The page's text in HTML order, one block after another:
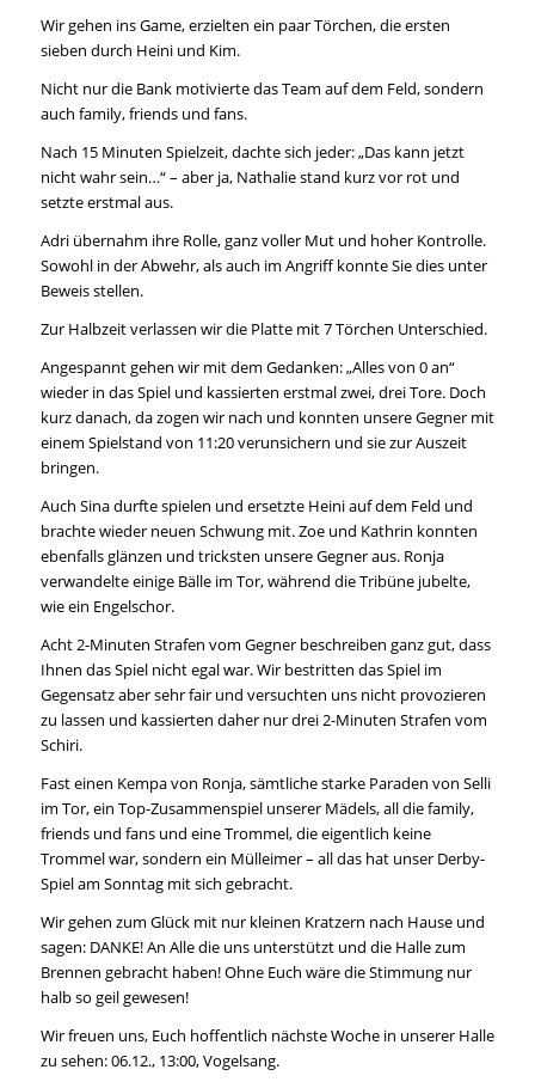
Wir gehen ins Game, erzielten ein paar Törchen, die ersten
sieben durch Heini und Kim.
Nicht nur die Bank motivierte das Team auf dem Feld, sondern
auch family, friends und fans.
Nach 15 Minuten Spielzeit, dachte sich jeder: „Das kann jetzt
nicht wahr sein…“ – aber ja, Nathalie stand kurz vor rot und
setzte erstmal aus.
Adri übernahm ihre Rolle, ganz voller Mut und hoher Kontrolle.
Sowohl in der Abwehr, als auch im Angriff konnte Sie dies unter
Beweis stellen.
Zur Halbzeit verlassen wir die Platte mit 7 Törchen Unterschied.
Angespannt gehen wir mit dem Gedanken: „Alles von 0 an“
wieder in das Spiel und kassierten erstmal zwei, drei Tore. Doch
kurz danach, da zogen wir nach und konnten unsere Gegner mit
einem Spielstand von 11:20 verunsichern und sie zur Auszeit
bringen.
Auch Sina durfte spielen und ersetzte Heini auf dem Feld und
brachte wieder neuen Schwung mit. Zoe und Kathrin konnten
ebenfalls glänzen und tricksten unsere Gegner aus. Ronja
verwandelte einige Bälle im Tor, während die Tribüne jubelte,
wie ein Engelschor.
Acht 2-Minuten Strafen vom Gegner beschreiben ganz gut, dass
Ihnen das Spiel nicht egal war. Wir bestritten das Spiel im
Gegensatz aber sehr fair und versuchten uns nicht provozieren
zu lassen und kassierten daher nur drei 2-Minuten Strafen vom
Schiri.
Fast einen Kempa von Ronja, sämtliche starke Paraden von Selli
im Tor, ein Top-Zusammenspiel unserer Mädels, all die family,
friends und fans und eine Trommel, die eigentlich keine
Trommel war, sondern ein Mülleimer – all das hat unser Derby-
Spiel am Sonntag mit sich gebracht.
Wir gehen zum Glück mit nur kleinen Kratzern nach Hause und
sagen: DANKE! An Alle die uns unterstützt und die Halle zum
Brennen gebracht haben! Ohne Euch wäre die Stimmung nur
halb so geil gewesen!
Wir freuen uns, Euch hoffentlich nächste Woche in unserer Halle
zu sehen: 06.12., 13:00, Vogelsang.